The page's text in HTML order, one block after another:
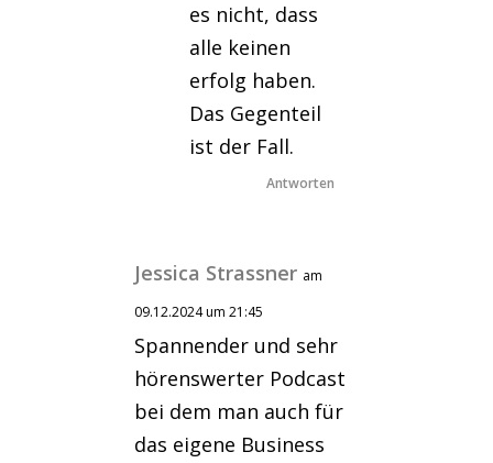
es nicht, dass
alle keinen
erfolg haben.
Das Gegenteil
ist der Fall.
Antworten
Jessica Strassner am
09.12.2024 um 21:45
Spannender und sehr
hörenswerter Podcast
bei dem man auch für
das eigene Business